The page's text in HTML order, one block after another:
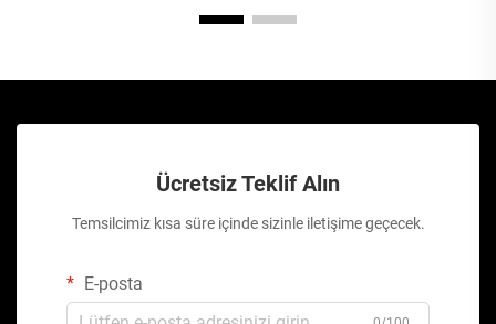
Ücretsiz Teklif Alın
Temsilcimiz kısa süre içinde sizinle iletişime geçecek.
E-posta